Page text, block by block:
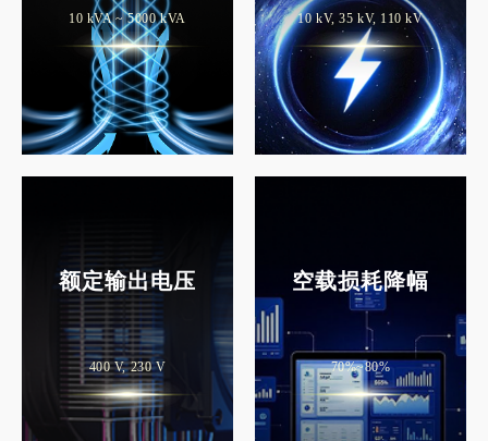
10 kVA ~ 5000 kVA 10 kV, 35 kV, 110 kV
额定输出电压
400 V, 230 V
空载损耗降幅
70%~80%